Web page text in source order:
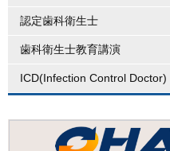
認定歯科衛生士
歯科衛生士教育講演
ICD(Infection Control Doctor)